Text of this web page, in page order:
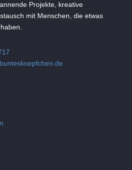
Projekte, kreative
mit Menschen, die etwas